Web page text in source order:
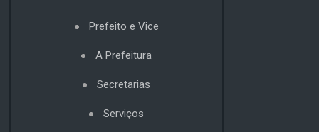
Prefeito e Vice
A Prefeitura
Secretarias
Serviços